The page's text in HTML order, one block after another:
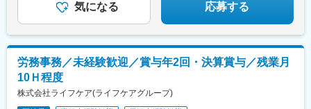
気になる 応募する
労務事務／未経験歓迎／賞与年2回・決算賞与／残業月
10Ｈ程度
株式会社ライフケア(ライフケアグループ)